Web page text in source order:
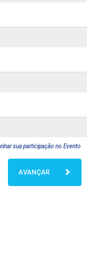
sua participação no Evento
AVANÇAR